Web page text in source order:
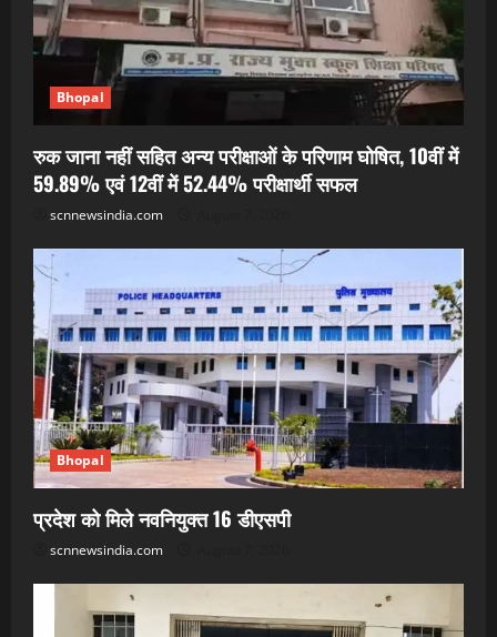
Bhopal
रुक जाना नहीं सहित अन्य परीक्षाओं के परिणाम घोषित, 10वीं में
59.89% एवं 12वीं में 52.44% परीक्षार्थी सफल
scnnewsindia.com
Bhopal
प्रदेश को मिले नवनियुक्त 16 डीएसपी
scnnewsindia.com